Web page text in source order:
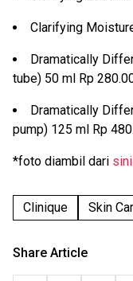
Clarifying
Dramatically
tube) 50 ml Rp
Dramatically
pump) 125 ml Rp
*foto diambil dari sini
Clinique Skin
Share Article